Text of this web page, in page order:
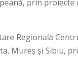
prin
Regională
Mureș și Sibiu,